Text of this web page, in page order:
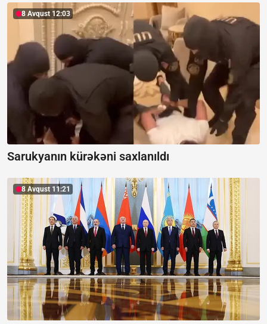
8 Avqust 12:03
Sarukyanın kürəkəni saxlanıldı
8 Avqust 11:21